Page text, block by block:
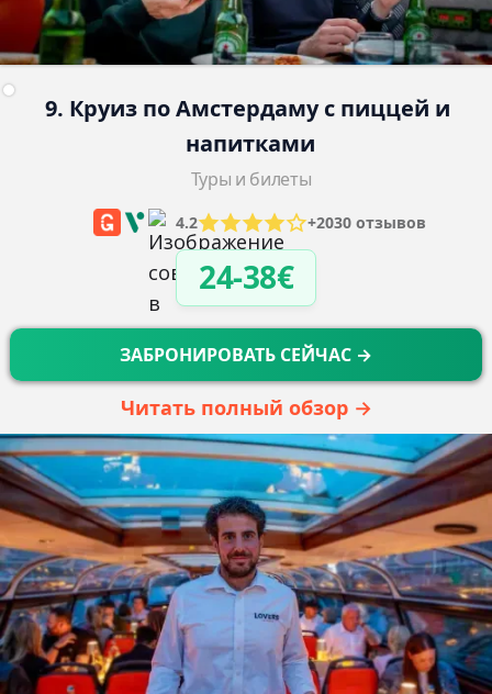
9. Круиз по Амстердаму с пиццей и
напитками
Туры и билеты
4.2 +2030 отзывов
24-38€
ЗАБРОНИРОВАТЬ СЕЙЧАС →
Читать полный обзор →